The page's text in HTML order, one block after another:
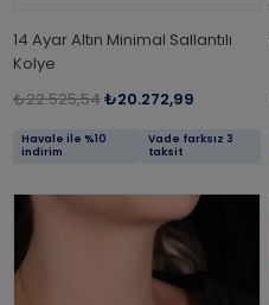
14 Ayar Altın Minimal Sallantılı
Kolye
₺22.525,54₺20.272,99
Havale ile %10
indirim
Vade farksız 3
taksit